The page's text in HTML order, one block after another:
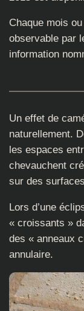
Chaque mois
observable par
information
Un effet de
naturellement.
les espaces
chevauchent
sur des
Lors d’une
« croissants »
des « anneaux
annulaire.